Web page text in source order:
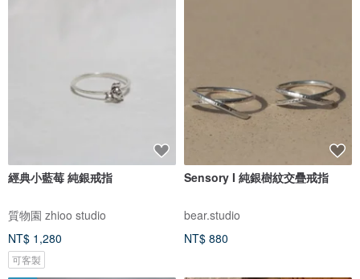
經典小藍莓 純銀戒指
質物園 zhioo studio
NT$ 1,280
可客製
Sensory I 純銀樹紋交疊戒指
bear.studio
NT$ 880